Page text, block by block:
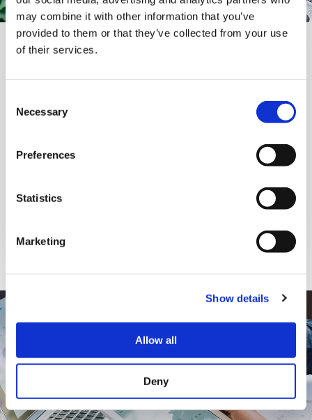
may combine it with other information that you’ve
provided to them or that they’ve collected from your use
of their services.
t
n
Necessary
Preferences
Statistics
Marketing
Show details
Allow all
Deny
サステナビリ
ティ
持続的に力強い成長を目指します。